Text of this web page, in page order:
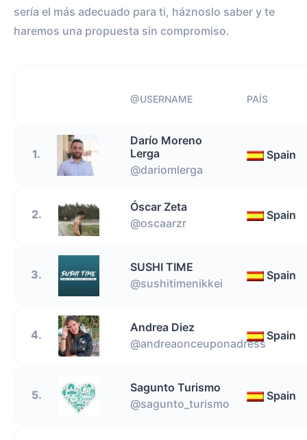
sería el más adecuado para ti, háznoslo saber y te
haremos una propuesta sin compromiso.
@USERNAME PAÍS
1.
Darío Moreno
Lerga
@dariomlerga
Spain
2.
Óscar Zeta
@oscaarzr
Spain
3.
SUSHI TIME
@sushitimenikkei
Spain
4.
Andrea Diez
@andreaonceuponadress
Spain
5.
Sagunto Turismo
@sagunto_turismo
Spain